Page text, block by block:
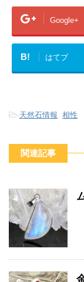
Google+
B! はてブ
-天然石情報 相性
関連記事